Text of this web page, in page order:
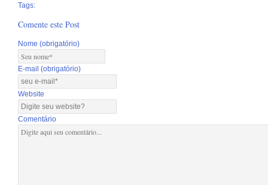
Tags:
Comente este Post
Nome (obrigatório)
E-mail (obrigatório)
Website
Comentário